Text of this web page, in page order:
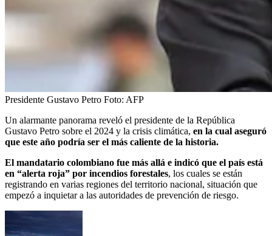
Presidente Gustavo Petro Foto: AFP
Un alarmante panorama reveló el presidente de la República
Gustavo Petro sobre el 2024 y la crisis climática, en la cual aseguró
que este año podría ser el más caliente de la historia.
El mandatario colombiano fue más allá e indicó que el país está
en “alerta roja” por incendios forestales, los cuales se están
registrando en varias regiones del territorio nacional, situación que
empezó a inquietar a las autoridades de prevención de riesgo.